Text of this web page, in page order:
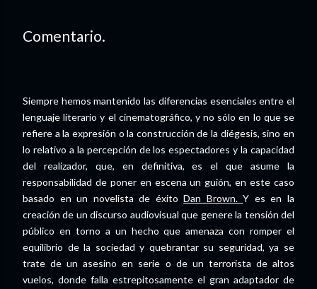
Comentario.
Siempre hemos mantenido las diferencias esenciales entre el
lenguaje literario y el cinematográfico, y no sólo en lo que se
refiere a la expresión o la construcción de la diégesis, sino en
lo relativo a la percepción de los espectadores y la capacidad
del realizador, que, en definitiva, es el que asume la
responsabilidad de poner en escena un guión, en este caso
basado en un novelista de éxitoDan Brown.Y es en la
creación de un discurso audiovisual que genere la tensión del
público en torno a un hecho que amenaza con romper el
equilibrio de la sociedad y quebrantar su seguridad, ya se
trate de un asesino en serie o de un terrorista de altos
vuelos, donde falla estrepitosamente el gran adaptador de